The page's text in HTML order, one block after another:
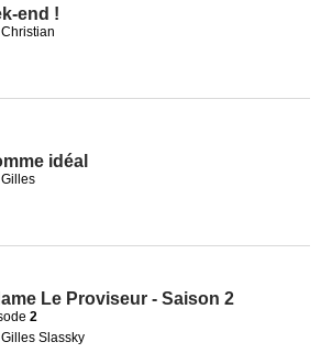
end !
idéal
Le Proviseur - Saison 2
2
Slassky